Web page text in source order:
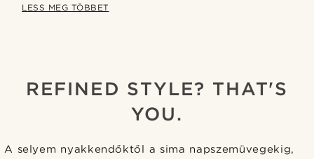
LESS MEG TÖBBET
REFINED STYLE? THAT'S
YOU.
A selyem nyakkendőktől a sima napszemüvegekig,